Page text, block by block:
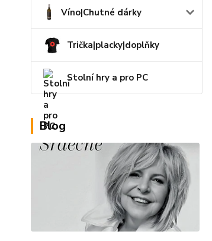
Víno|Chutné dárky
Trička|placky|doplňky
Stolní hry a pro PC
Blog